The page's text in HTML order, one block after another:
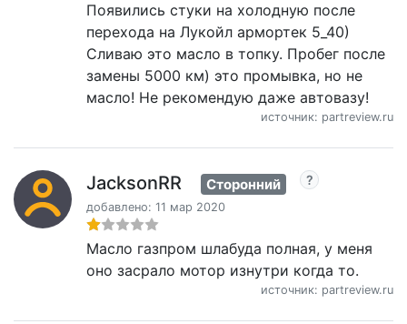
Появились стуки на холодную после
перехода на Лукойл армортек 5_40)
Сливаю это масло в топку. Пробег после
замены 5000 км) это промывка, но не
масло! Не рекомендую даже автовазу!
источник: partreview.ru
JacksonRR Сторонний
добавлено: 11 мар 2020
Масло газпром шлабуда полная, у меня
оно засрало мотор изнутри когда то.
источник: partreview.ru